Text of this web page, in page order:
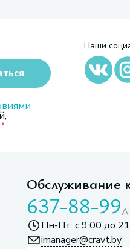
Наши
Обслуживание
637-88-99
Пн-Пт: с 9:00 до
imanager@cravt.by